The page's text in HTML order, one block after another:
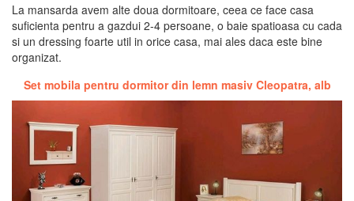
La mansarda avem alte doua dormitoare, ceea ce face casa
suficienta pentru a gazdui 2-4 persoane, o baie spatioasa cu cada
si un dressing foarte util in orice casa, mai ales daca este bine
organizat.
Set mobila pentru dormitor din lemn masiv Cleopatra, alb